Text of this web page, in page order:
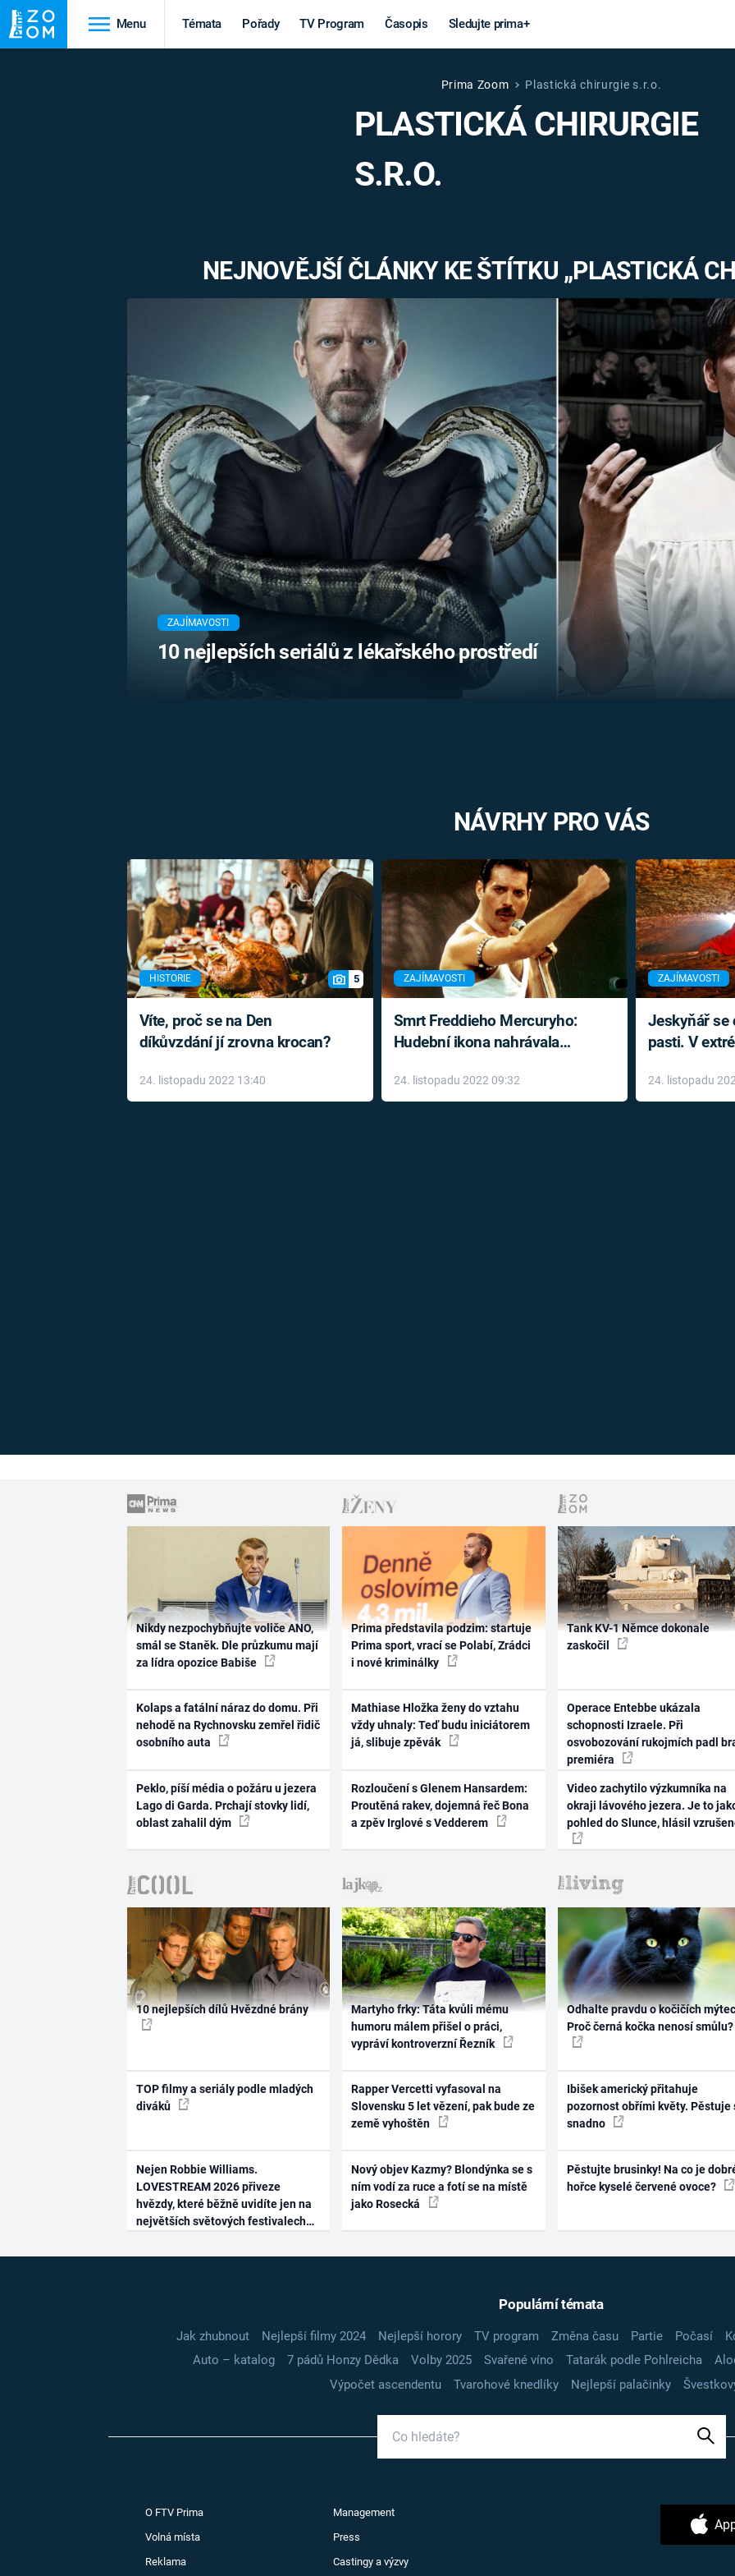
Menu Témata Pořady TV Program Časopis Sledujte prima+
Věda a
technika
Války
Výročí
MARIE TEREZIE
NAPOLEON
BONAPARTE
BRITSKÁ
KRÁLOVSKÁ
MIMOZEMŠŤANÉ
UTAJENÉ PŘÍBĚHY
ČESKÝCH DĚJIN
ALTERNATIVNÍ
HISTORIE
FILMY
REALITA
HORORY
REALITA
OPTICKÉ
Prima Zoom Plastická chirurgie s.r.o.
PLASTICKÁ CHIRURGIE
S.R.O.
NEJNOVĚJŠÍ ČLÁNKY KE ŠTÍTKU „PLASTICKÁ
ZAJÍMAVOSTI
10 nejlepších seriálů z lékařského prostředí
NÁVRHY PRO VÁS
HISTORIE 5
Víte, proč se na Den
díkůvzdání jí zrovna krocan?
24. listopadu 2022 13:40
ZAJÍMAVOSTI
Smrt Freddieho Mercuryho:
Hudební ikona nahrávala
léky
24. listopadu 2022 09:32
ZAJÍMAVOSTI
Jeskyňář se
pasti. V
24. listopadu
Nikdy nezpochybňujte voliče ANO,
smál se Staněk. Dle průzkumu mají
za lídra opozice Babiše
Kolaps a fatální náraz do domu. Při
nehodě na Rychnovsku zemřel řidič
osobního auta
Peklo, píší média o požáru u jezera
Lago di Garda. Prchají stovky lidí,
oblast zahalil dým
Prima představila podzim: startuje
Prima sport, vrací se Polabí, Zrádci
i nové kriminálky
Mathiase Hložka ženy do vztahu
vždy uhnaly: Teď budu iniciátorem
já, slibuje zpěvák
Rozloučení s Glenem Hansardem:
Proutěná rakev, dojemná řeč Bona
a zpěv Irglové s Vedderem
Tank KV-1 Němce dokonale
zaskočil
Operace Entebbe ukázala
schopnosti Izraele. Při
osvobozování rukojmích padl
premiéra
Video zachytilo výzkumníka na
okraji lávového jezera. Je to
pohled do Slunce, hlásil
10 nejlepších dílů Hvězdné brány
TOP filmy a seriály podle mladých
diváků
Nejen Robbie Williams.
LOVESTREAM 2026 přiveze
hvězdy, které běžně uvidíte jen na
největších světových festivalech
Martyho frky: Táta kvůli mému
humoru málem přišel o práci,
vypráví kontroverzní Řezník
Rapper Vercetti vyfasoval na
Slovensku 5 let vězení, pak bude ze
země vyhoštěn
Nový objev Kazmy? Blondýnka se s
ním vodí za ruce a fotí se na místě
jako Rosecká
Odhalte pravdu o kočičích
Proč černá kočka nenosí smůlu?
Ibišek americký přitahuje
pozornost obřími květy. Pěstuje
snadno
Pěstujte brusinky! Na co je
hořce kyselé červené ovoce?
Populární témata
Jak zhubnout Nejlepší filmy 2024 Nejlepší horory TV program Změna času Partie Počasí
Auto – katalog
7 pádů Honzy Dědka Volby 2025 Svařené víno Tatarák podle Pohlreicha
Výpočet ascendentu
Tvarohové knedlíky Nejlepší palačinky
O FTV Prima Management
Volná místa Press
Reklama Castingy a výzvy